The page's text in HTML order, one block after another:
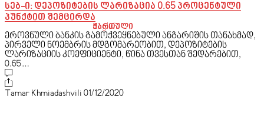
სებ-ი: დეპოზიტების ლარიზაცია 0.65 პროცენტული
პუნქტით შემცირდა
ეროვნული ბანკის გამოქვეყნებული ანგარიშის თანახმად,
პირველი ნოემბრის მდგომარეობით, დეპოზიტების
ლარიზაციის კოეფიციენტი, წინა თვესთან შედარებით,
0.65…
Tamar Khmiadashvili 01/12/2020
ქართული
English